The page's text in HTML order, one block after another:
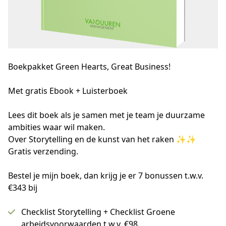
Boekpakket Green Hearts, Great Business!
Met gratis Ebook + Luisterboek
Lees dit boek als je samen met je team je duurzame
ambities waar wil maken.
Over Storytelling en de kunst van het raken ✨✨
Gratis verzending.
Bestel je mijn boek, dan krijg je er 7 bonussen t.w.v.
€343 bij
Checklist Storytelling + Checklist Groene